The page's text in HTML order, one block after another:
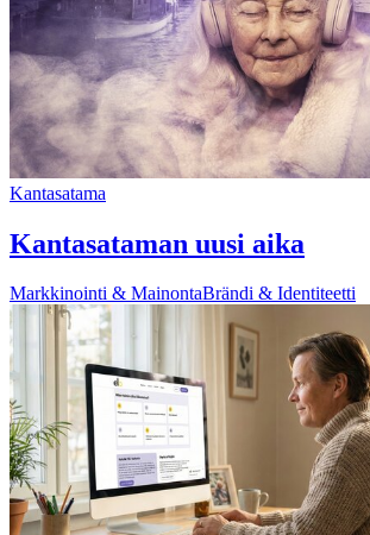
Kantasatama
Kantasataman uusi aika
Markkinointi & MainontaBrändi & Identiteetti